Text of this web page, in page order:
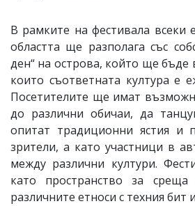
В рамките на фестивала всеки
областта ще разполага със
ден“ на острова, който ще бъде
които съответната култура е
Посетителите ще имат
до различни обичаи, да
опитат традиционни ястия и
зрители, а като участници в
между различни култури.
като пространство за
различните етноси с техния бит